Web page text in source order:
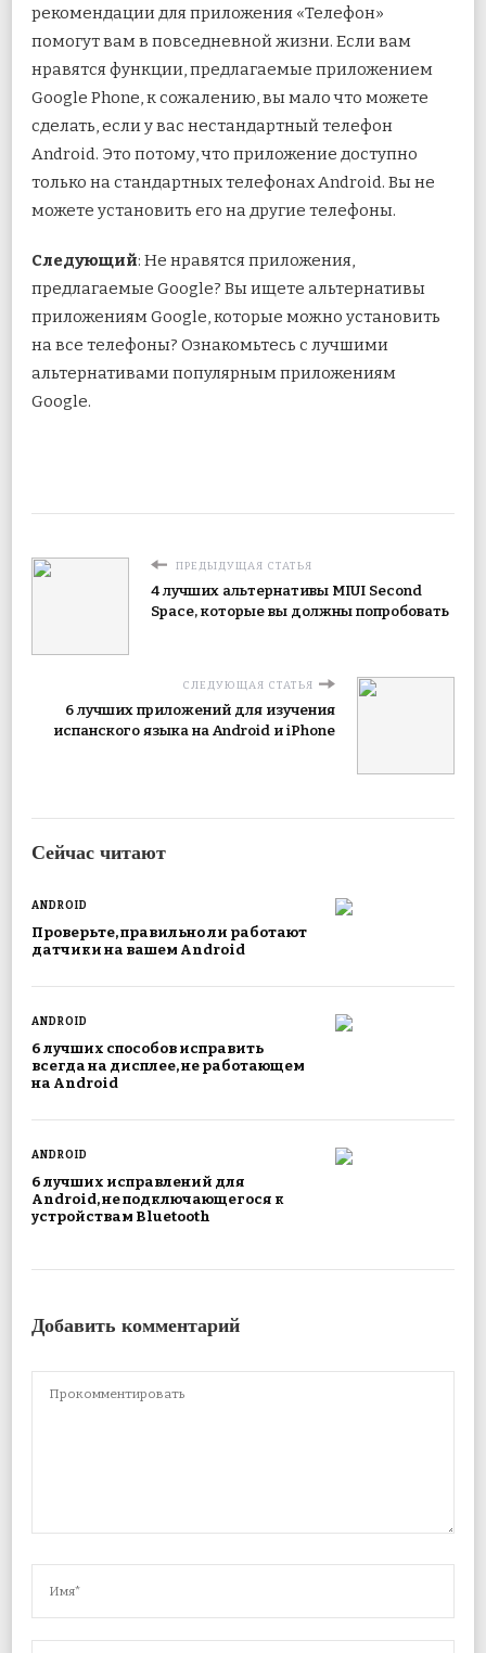
рекомендации для приложения «Телефон»
помогут вам в повседневной жизни. Если вам
нравятся функции, предлагаемые приложением
Google Phone, к сожалению, вы мало что можете
сделать, если у вас нестандартный телефон
Android. Это потому, что приложение доступно
только на стандартных телефонах Android. Вы не
можете установить его на другие телефоны.
Следующий: Не нравятся приложения,
предлагаемые Google? Вы ищете альтернативы
приложениям Google, которые можно установить
на все телефоны? Ознакомьтесь с лучшими
альтернативами популярным приложениям
Google.
ПРЕДЫДУЩАЯ СТАТЬЯ
4 лучших альтернативы MIUI Second
Space, которые вы должны попробовать
СЛЕДУЮЩАЯ СТАТЬЯ
6 лучших приложений для изучения
испанского языка на Android и iPhone
Сейчас читают
ANDROID
Проверьте, правильно ли работают
датчики на вашем Android
ANDROID
6 лучших способов исправить
всегда на дисплее, не работающем
на Android
ANDROID
6 лучших исправлений для
Android, не подключающегося к
устройствам Bluetooth
Добавить комментарий